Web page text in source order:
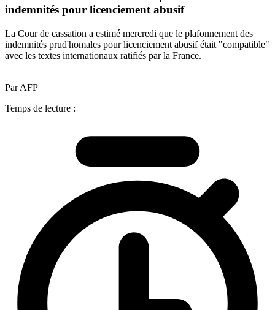
indemnités pour licenciement abusif
La Cour de cassation a estimé mercredi que le plafonnement des
indemnités prud'homales pour licenciement abusif était "compatible"
avec les textes internationaux ratifiés par la France.
Par AFP
Temps de lecture :